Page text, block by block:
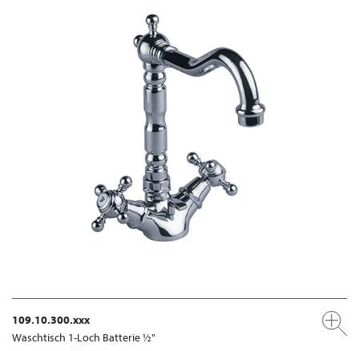
109.10.300.xxx
Waschtisch 1-Loch Batterie ½"